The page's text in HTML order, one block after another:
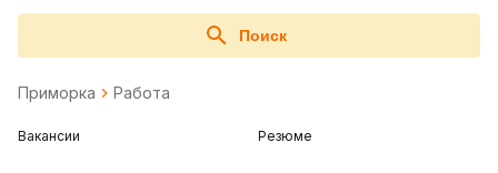
Поиск
Приморка Работа
Вакансии Резюме